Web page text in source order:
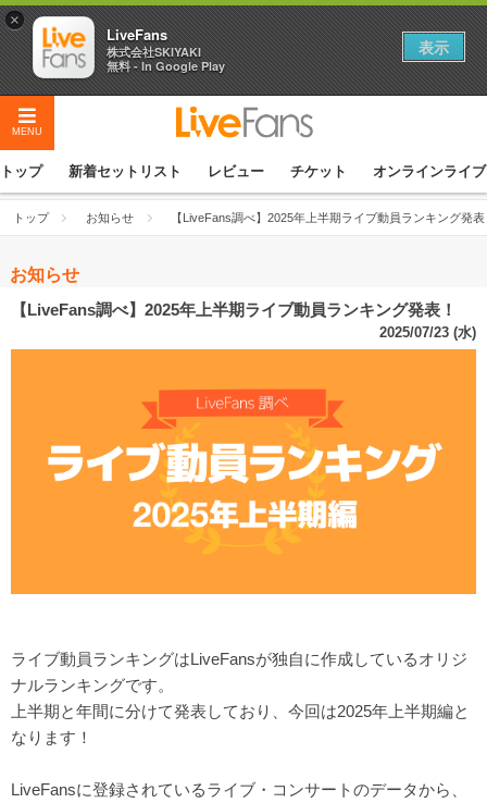
MENU
トップ 新着セットリスト レビュー チケット オンラインライブ
トップ お知らせ 【LiveFans調べ】2025年上半期ライブ動員ランキング発表
お知らせ
【LiveFans調べ】2025年上半期ライブ動員ランキング発表！
2025/07/23 (水)
ライブ動員ランキングはLiveFansが独自に作成しているオリジ
ナルランキングです。
上半期と年間に分けて発表しており、今回は2025年上半期編と
なります！
LiveFansに登録されているライブ・コンサートのデータから、
×
LiveFans
株式会社SKIYAKI
無料 - In Google Play
表示